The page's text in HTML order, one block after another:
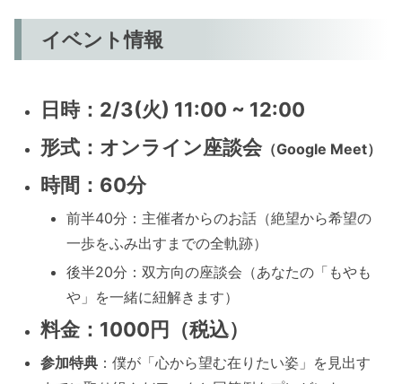
イベント情報
日時：2/3(火) 11:00 ~ 12:00
形式 ： オンライン座談会（Google Meet）
時間 ： 60分
前半40分：主催者からのお話（絶望から希望の
一歩をふみ出すまでの全軌跡）
後半20分：双方向の座談会（あなたの「もやも
や」を一緒に紐解きます）
料金： 1000円（税込）
参加特典 ：僕が「心から望む在りたい姿」を見出す